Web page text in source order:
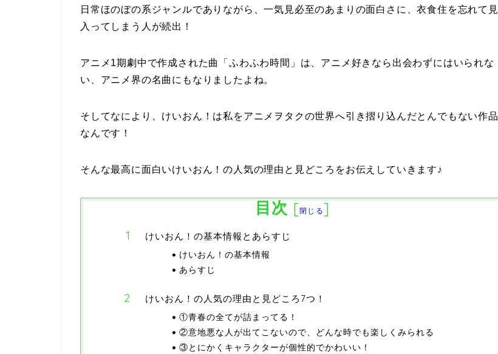
日常ほのぼの系ジャンルでありながら、一気見必至のあまりの面白さに、衣食住を忘れて見
入ってしまう人が続出！
アニメ1期劇中で作成された曲「ふわふわ時間」は、アニメ好きなら出会わずにはいられな
い、アニメ界の名曲にもなりましたよね。
そしてなにより、けいおん！は私をアニメヲタクの世界へ引き摺り込んだとんでもない作品
なんです！
そんな最高に面白いけいおん！の人気の理由と見どころをお伝えしていきます♪
目次 [閉じる]
けいおん！の基本情報とあらすじ
けいおん！の基本情報
あらすじ
けいおん！の人気の理由と見どころ7つ！
①青春の全てが詰まってる！
②意地悪な人が出てこないので、どんな時でも楽しくみられる
③とにかくキャラクターが個性的でかわいい！